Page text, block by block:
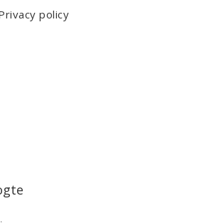
policy